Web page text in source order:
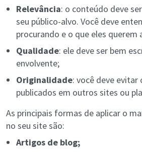
Relevância: o conteúdo deve
seu público-alvo. Você deve
procurando e o que eles querem
Qualidade: ele deve ser bem
envolvente;
Originalidade: você deve
publicados em outros sites ou
As principais formas de aplicar o
no seu site são:
Artigos de blog;